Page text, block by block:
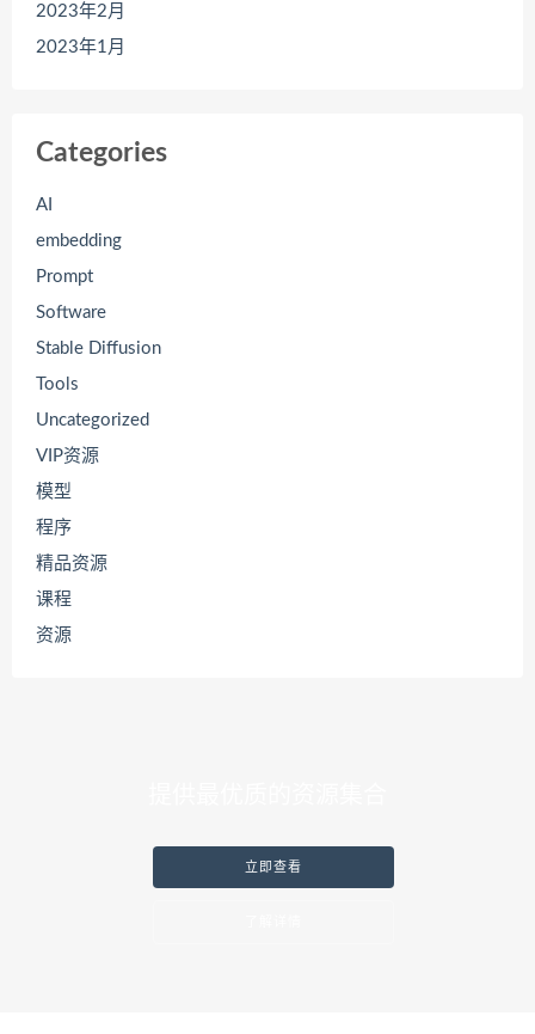
2023年2月
2023年1月
Categories
AI
embedding
Prompt
Software
Stable Diffusion
Tools
Uncategorized
VIP资源
模型
程序
精品资源
课程
资源
立即查看